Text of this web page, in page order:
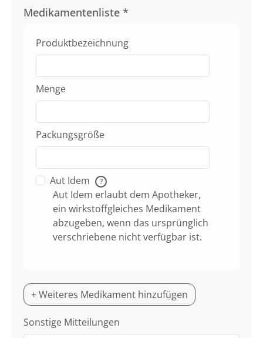
Medikamentenliste *
Produktbezeichnung
Menge
Packungsgröße
Aut Idem ?
Aut Idem erlaubt dem Apotheker,
ein wirkstoffgleiches Medikament
abzugeben, wenn das ursprünglich
verschriebene nicht verfügbar ist.
+ Weiteres Medikament hinzufügen
Sonstige Mitteilungen